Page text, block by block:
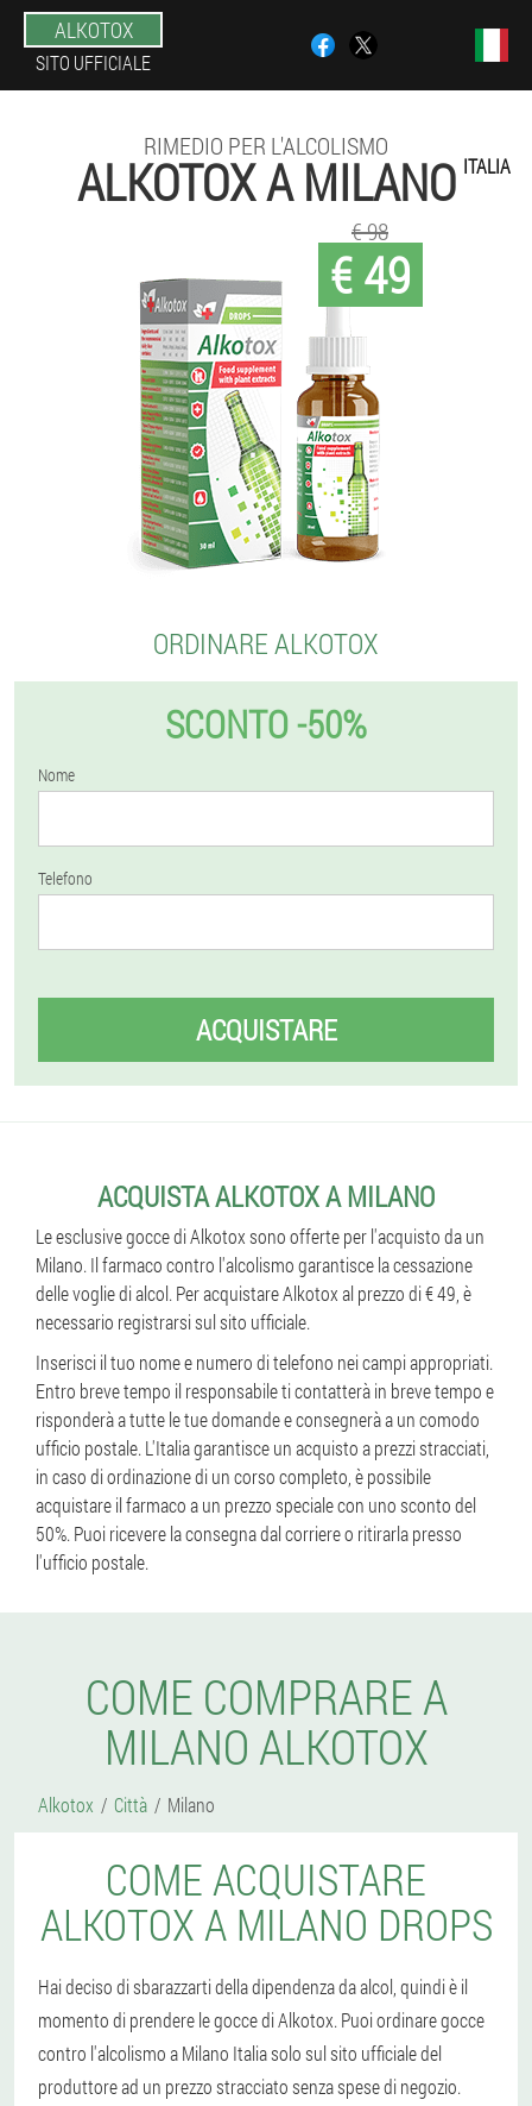
ALKOTOX
SITO UFFICIALE
RIMEDIO PER L'ALCOLISMO
ALKOTOX A MILANO ITALIA
€ 49
€ 98
ORDINARE ALKOTOX
SCONTO -50%
Nome
Telefono
ACQUISTARE
ACQUISTA ALKOTOX A MILANO
Le esclusive gocce di Alkotox sono offerte per l'acquisto da un
Milano. Il farmaco contro l'alcolismo garantisce la cessazione
delle voglie di alcol. Per acquistare Alkotox al prezzo di € 49, è
necessario registrarsi sul sito ufficiale.
Inserisci il tuo nome e numero di telefono nei campi appropriati.
Entro breve tempo il responsabile ti contatterà in breve tempo e
risponderà a tutte le tue domande e consegnerà a un comodo
ufficio postale. L'Italia garantisce un acquisto a prezzi stracciati,
in caso di ordinazione di un corso completo, è possibile
acquistare il farmaco a un prezzo speciale con uno sconto del
50%. Puoi ricevere la consegna dal corriere o ritirarla presso
l'ufficio postale.
COME COMPRARE A
MILANO ALKOTOX
Alkotox Città Milano
COME ACQUISTARE
ALKOTOX A MILANO DROPS
Hai deciso di sbarazzarti della dipendenza da alcol, quindi è il
momento di prendere le gocce di Alkotox. Puoi ordinare gocce
contro l'alcolismo a Milano Italia solo sul sito ufficiale del
produttore ad un prezzo stracciato senza spese di negozio.